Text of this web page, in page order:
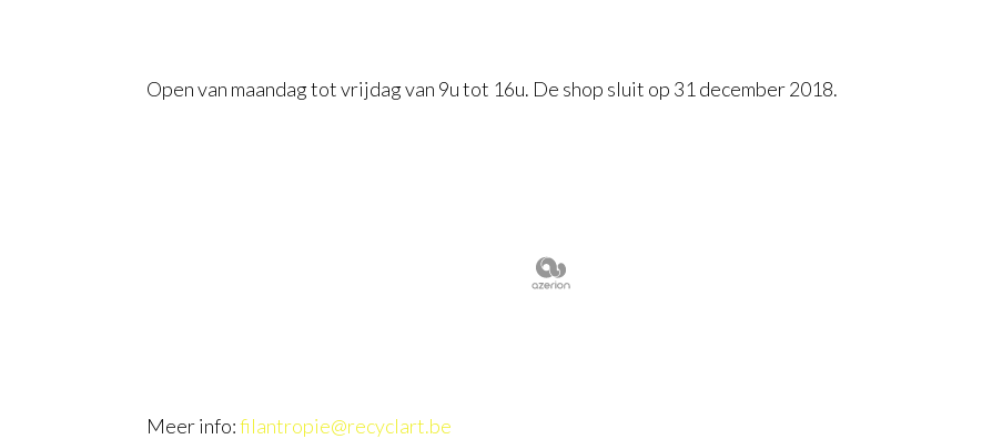
Open van maandag tot vrijdag van 9u tot 16u. De shop sluit op 31 december 2018.
Meer info:filantropie@recyclart.be